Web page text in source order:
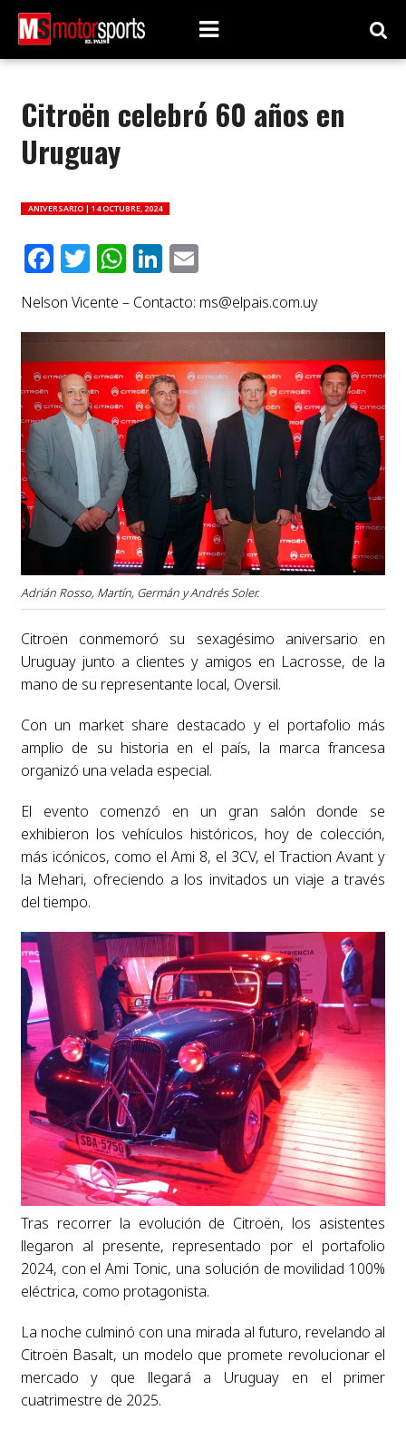
Citroën celebró 60 años en
Uruguay
ANIVERSARIO | 14 OCTUBRE, 2024
Facebook
Twitter
WhatsApp
LinkedIn
Email
Nelson Vicente – Contacto: ms@elpais.com.uy
Adrián Rosso, Martín, Germán y Andrés Soler.
Citroën conmemoró su sexagésimo aniversario en
Uruguay junto a clientes y amigos en Lacrosse, de la
mano de su representante local, Oversil.
Con un market share destacado y el portafolio más
amplio de su historia en el país, la marca francesa
organizó una velada especial.
El evento comenzó en un gran salón donde se
exhibieron los vehículos históricos, hoy de colección,
más icónicos, como el Ami 8, el 3CV, el Traction Avant y
la Mehari, ofreciendo a los invitados un viaje a través
del tiempo.
Tras recorrer la evolución de Citroën, los asistentes
llegaron al presente, representado por el portafolio
2024, con el Ami Tonic, una solución de movilidad 100%
eléctrica, como protagonista.
La noche culminó con una mirada al futuro, revelando al
Citroën Basalt, un modelo que promete revolucionar el
mercado y que llegará a Uruguay en el primer
cuatrimestre de 2025.